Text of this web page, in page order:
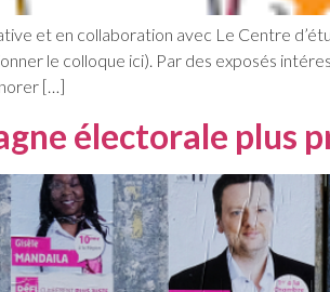
et en collaboration avec Le Centre
le colloque ici). Par des exposés
[…]
électorale plus